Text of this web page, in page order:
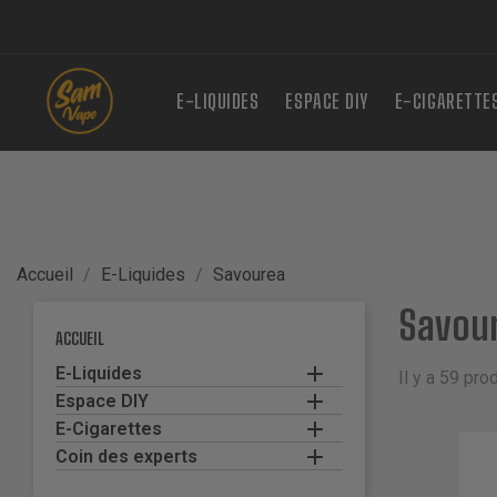
E-LIQUIDES ESPACE DIY E-
Accueil E-Liquides Savourea
ACCUEIL
E-Liquides 
Espace DIY 
E-Cigarettes 
Coin des experts 
Il y a 59